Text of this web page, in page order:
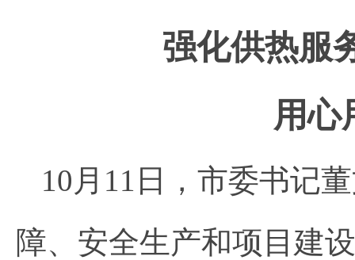
强化供热服
用心
10月11日，市委书记
障、安全生产和项目建